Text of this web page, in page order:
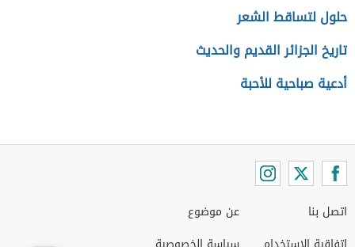
حلول لتساقط الشعر
تاريخ الجزائر القديم والحديث
أدعية صباحية للأحبة
اتصل بنا
عن موضوع